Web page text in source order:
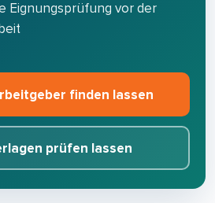
Eignungsprüfung vor der
finden lassen
prüfen lassen